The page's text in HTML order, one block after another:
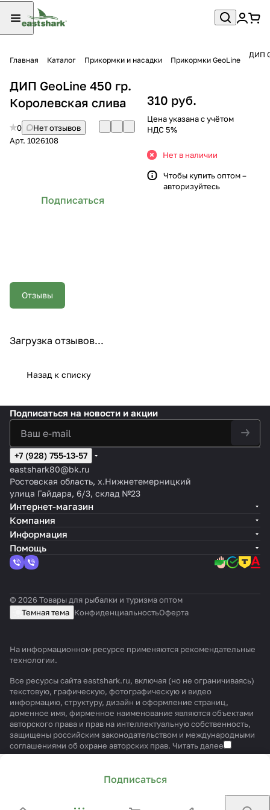
Главная Каталог Прикормки и насадки Прикормки GeoLine
ДИП
ДИП GeoLine 450 гр.
Королевская слива
0
Нет отзывов
Арт. 1026108
Подписаться
310 руб.
Цена указана с учётом
НДС 5%
Нет в наличии
Чтобы купить оптом –
авторизуйтесь
Отзывы
Загрузка отзывов...
Назад к списку
Подписаться
Подписаться на новости и акции
+7 (928) 755-13-57
eastshark80@bk.ru
Ростовская область, х.Нижнетемерницкий
улица Гайдара, 6/3, склад №23
Интернет-магазин
Компания
Информация
Помощь
© 2026 Товары для рыбалки и туризма оптом
Темная тема КонфиденциальностьОферта
На информационном ресурсе применяются рекомендательные
технологии.
Все ресурсы сайта eastshark.ru, включая (но не ограничиваясь)
текстовую, графическую, фотографическую и видео
информацию, структуру, дизайн и оформление страниц,
доменное имя, фирменное наименование являются объектами
авторского права и прав на интеллектуальную собственность,
защищены российским законодательством и международными
соглашениями об охране авторских прав. Читать далее